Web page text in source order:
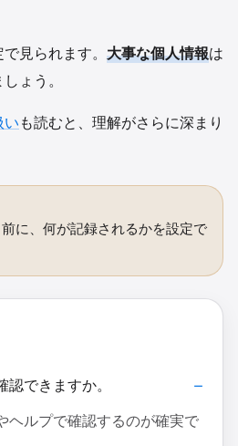
見られます。 大事な個人情報は
ょう。
いも読むと、理解がさらに深まり
に、何が記録されるかを設定で
できますか。
ヘルプで確認するのが確実で